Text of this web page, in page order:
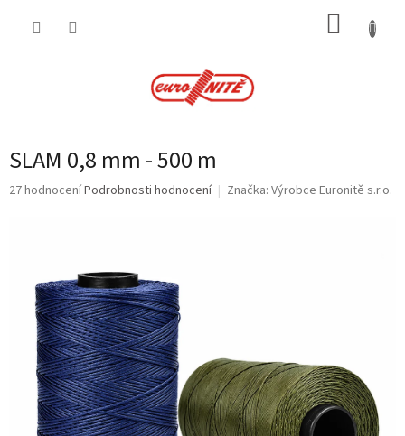
SLAM 0,8 mm - 500 m
Průměrné
hvězdiček.
27 hodnoceníPodrobnosti hodnocení Značka: Výrobce Euronitě s.r.o.